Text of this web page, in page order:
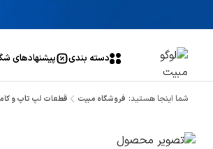
دسته بندی پیشنهاد‌های
شما اینجا هستید: فروشگاه مبیت قطعات لپ تاپ و